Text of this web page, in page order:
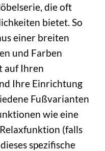
die oft
bietet. So
einer breiten
und Farben
auf Ihren
Ihre Einrichtung
Fußvarianten
wie eine
(falls
spezifische